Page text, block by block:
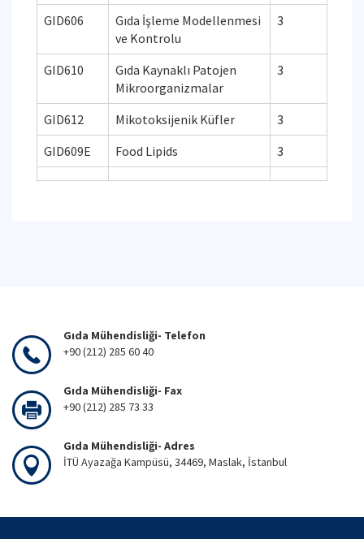
GID606
Gıda İşleme Modellenmesi
ve Kontrolu
3
GID610
Gıda Kaynaklı Patojen
Mikroorganizmalar
3
GID612 Mikotoksijenik Küfler
3
GID609E
Food Lipids 3
Gıda Mühendisliği- Telefon
+90 (212) 285 60 40
Gıda Mühendisliği- Fax
+90 (212) 285 73 33
Gıda Mühendisliği- Adres
İTÜ Ayazağa Kampüsü, 34469, Maslak, İstanbul